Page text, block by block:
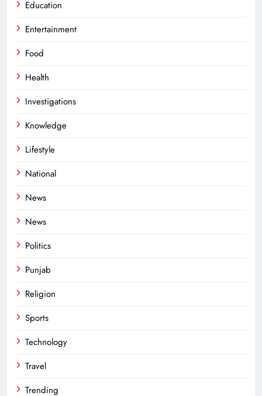
Education
Entertainment
Food
Health
Investigations
Knowledge
Lifestyle
National
News
News
Politics
Punjab
Religion
Sports
Technology
Travel
Trending